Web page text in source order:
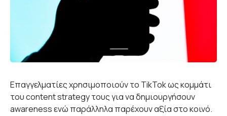
Επαγγελματίες χρησιμοποιούν το TikTok ως κομμάτι
του content strategy τους για να δημιουργήσουν
awareness ενώ παράλληλα παρέχουν αξία στο κοινό.